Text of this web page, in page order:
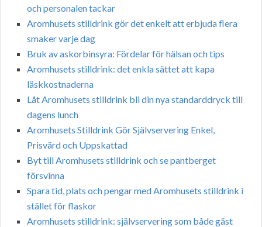
och personalen tackar
Aromhusets stilldrink gör det enkelt att erbjuda flera
smaker varje dag
Bruk av askorbinsyra: Fördelar för hälsan och tips
Aromhusets stilldrink: det enkla sättet att kapa
läskkostnaderna
Låt Aromhusets stilldrink bli din nya standarddryck till
dagens lunch
Aromhusets Stilldrink Gör Självservering Enkel,
Prisvärd och Uppskattad
Byt till Aromhusets stilldrink och se pantberget
försvinna
Spara tid, plats och pengar med Aromhusets stilldrink i
stället för flaskor
Aromhusets stilldrink: självservering som både gäst